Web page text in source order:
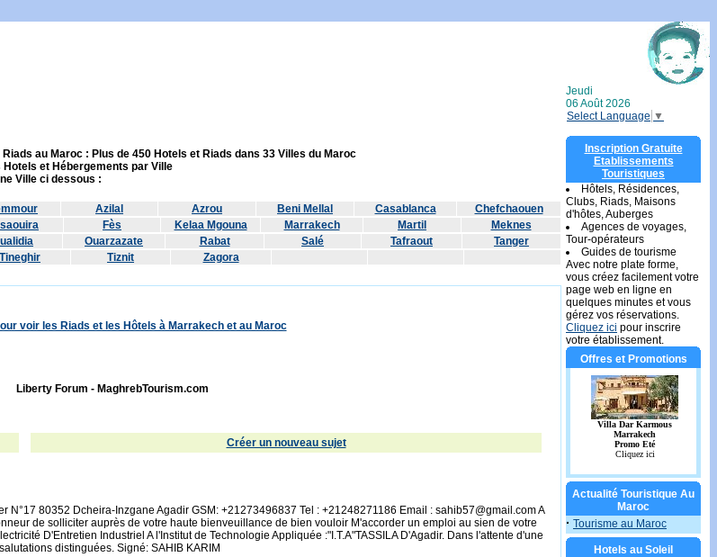
Jeudi
06 Août 2026
Select Language ▼
Riads au Maroc : Plus de 450 Hotels et Riads dans 33 Villes du Maroc
Hotels et Hébergements par Ville
Ville ci dessous :
Azilal Azrou Beni Mellal Casablanca
Chefchaouen
Fès Kelaa Mgouna Marrakech Martil
Meknes
Ouarzazate Rabat Salé Tafraout
Tanger
Tineghir Tiznit Zagora
voir les Riads et les Hôtels à Marrakech et au Maroc
Liberty Forum - MaghrebTourism.com
Créer un nouveau sujet
N°17 80352 Dcheira-Inzgane Agadir GSM: +21273496837 Tel : +21248271186 Email : sahib57@gmail.com A
de solliciter auprès de votre haute bienveuillance de bien vouloir M'accorder un emploi au sien de votre
D'Entretien Industriel A l'Institut de Technologie Appliquée :"I.T.A"TASSILA D'Agadir. Dans l'attente d'une
distinguées. Signé: SAHIB KARIM
Inscription Gratuite
Etablissements
Touristiques
Hôtels, Résidences,
Clubs, Riads, Maisons
d'hôtes, Auberges
Agences de voyages,
Tour-opérateurs
Guides de tourisme
Avec notre plate forme,
vous créez facilement votre
page web en ligne en
quelques minutes et vous
gérez vos réservations.
Cliquez ici pour inscrire
votre établissement.
Offres et Promotions
Actualité Touristique Au
Maroc
· Tourisme au Maroc
Hotels au Soleil